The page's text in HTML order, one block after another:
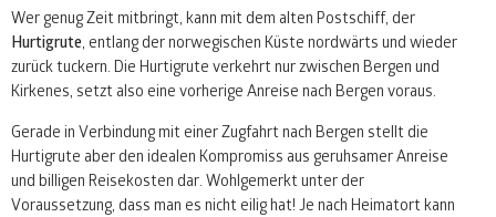
Wer genug Zeit mitbringt, kann mit dem alten Postschiff, der
Hurtigrute, entlang der norwegischen Küste nordwärts und wieder
zurück tuckern. Die Hurtigrute verkehrt nur zwischen Bergen und
Kirkenes, setzt also eine vorherige Anreise nach Bergen voraus.
Gerade in Verbindung mit einer Zugfahrt nach Bergen stellt die
Hurtigrute aber den idealen Kompromiss aus geruhsamer Anreise
und billigen Reisekosten dar. Wohlgemerkt unter der
Voraussetzung, dass man es nicht eilig hat! Je nach Heimatort kann